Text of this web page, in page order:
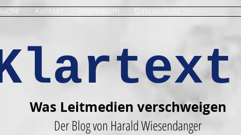
Kontakt Impressum Datenschutz
Was Leitmedien verschweigen
Der Blog von Harald Wiesendanger